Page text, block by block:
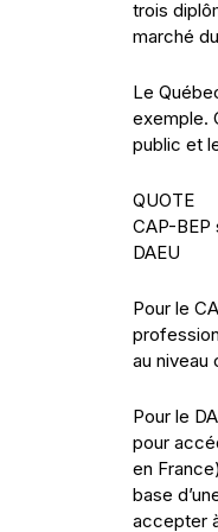
trois
marché
Le
exemple.
public et
QUOTE
CAP-
DAEU
Pour le
au niveau
Pour le
pour
en
base
accepter